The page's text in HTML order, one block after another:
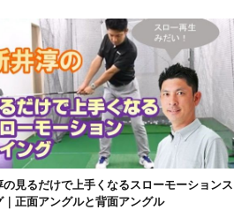
の見るだけで上手くなるスローモーションス
｜正面アングルと背面アングル